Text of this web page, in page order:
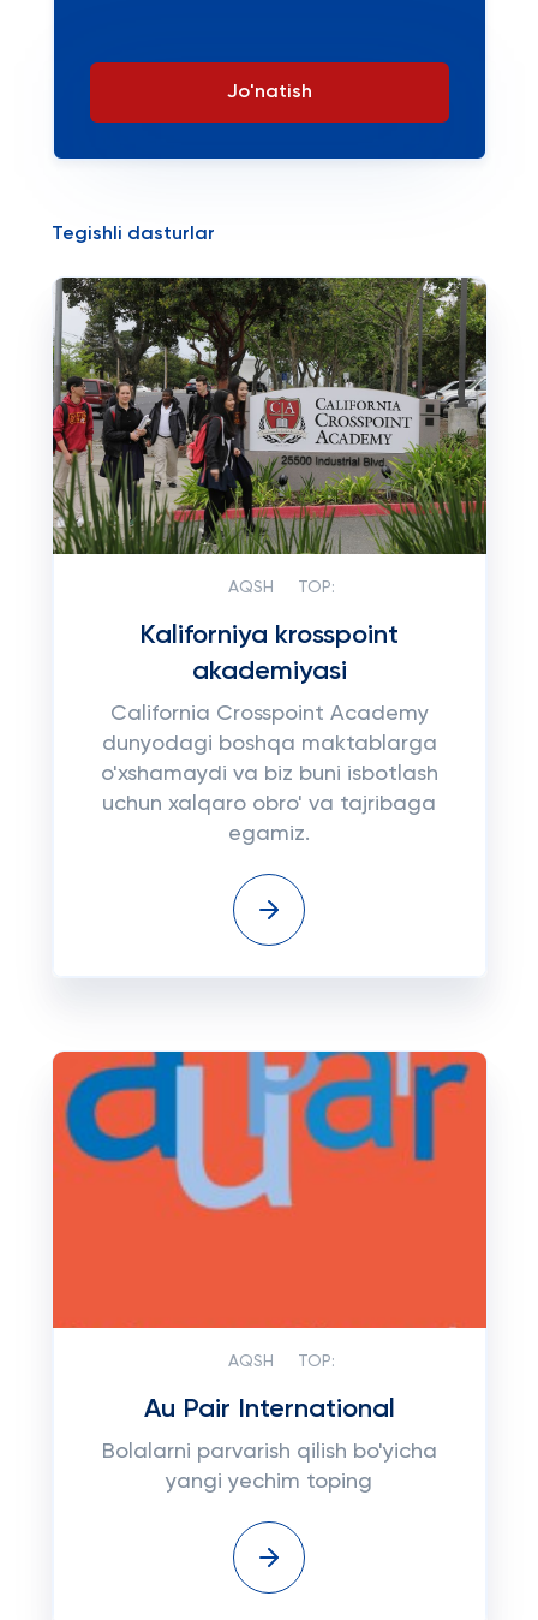
Jo'natish
Tegishli dasturlar
AQSH TOP:
Kaliforniya krosspoint
akademiyasi
California Crosspoint Academy
dunyodagi boshqa maktablarga
o'xshamaydi va biz buni isbotlash
uchun xalqaro obro' va tajribaga
egamiz.
AQSH TOP:
Au Pair International
Bolalarni parvarish qilish bo'yicha
yangi yechim toping